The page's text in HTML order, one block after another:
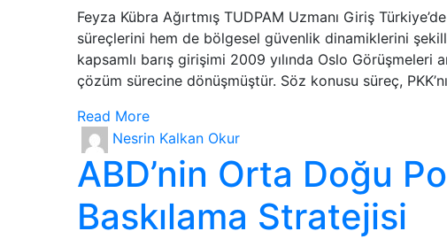
Feyza Kübra Ağırtmış TUDPAM Uzmanı Giriş
süreçlerini hem de bölgesel güvenlik dinamiklerini
kapsamlı barış girişimi 2009 yılında Oslo Görüşmeleri
çözüm sürecine dönüşmüştür. Söz konusu süreç,
Read More
Nesrin Kalkan Okur
ABD’nin Orta Doğu
Baskılama Stratejisi